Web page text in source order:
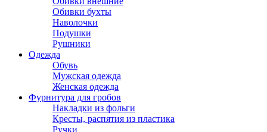
Обивки бухты
Наволочки
Подушки
Рушники
Одежда
Обувь
Мужская одежда
Женская одежда
Фурнитура для гробов
Накладки из фольги
Кресты, распятия из пластика
Ручки